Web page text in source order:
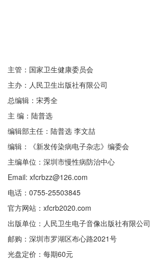
主管：国家卫生健康委员会
主办：人民卫生出版社有限公司
总编辑：宋秀全
主 编：陆普选
编辑部主任：陆普选 李文喆
编辑：《新发传染病电子杂志》编委会
主编单位：深圳市慢性病防治中心
Email: xfcrbzz@126.com
电话：0755-25503845
官方网站：xfcrb2020.com
出版单位：人民卫生电子音像出版社有限公司
邮购：深圳市罗湖区布心路2021号
光盘定价：每期60元